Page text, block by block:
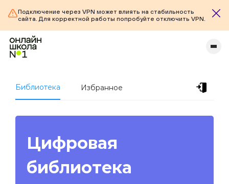
Подключение через VPN может влиять на стабильность
сайта. Для корректной работы попробуйте отключить VPN.
Библиотека Избранное
Цифровая
библиотека